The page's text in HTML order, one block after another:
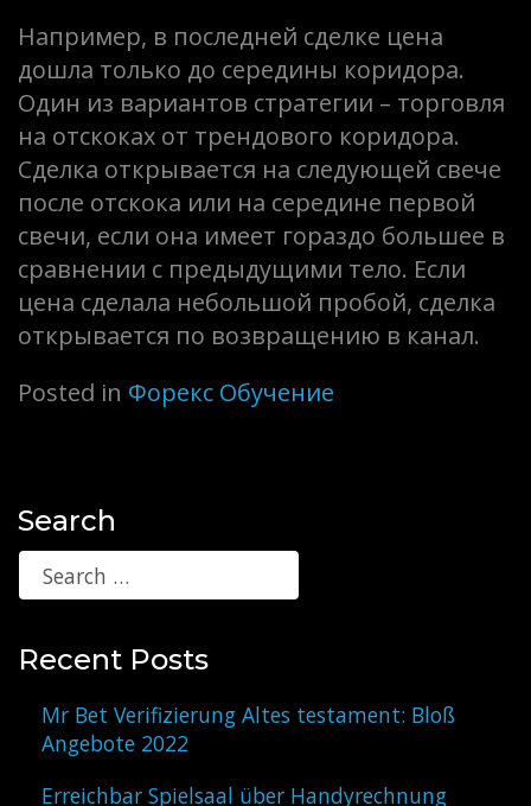
Например, в последней сделке цена
дошла только до середины коридора.
Один из вариантов стратегии – торговля
на отскоках от трендового коридора.
Сделка открывается на следующей свече
после отскока или на середине первой
свечи, если она имеет гораздо большее в
сравнении с предыдущими тело. Если
цена сделала небольшой пробой, сделка
открывается по возвращению в канал.
Posted in Форекс Обучение
Search
Recent Posts
Mr Bet Verifizierung Altes testament: Bloß
Angebote 2022
Erreichbar Spielsaal über Handyrechnung